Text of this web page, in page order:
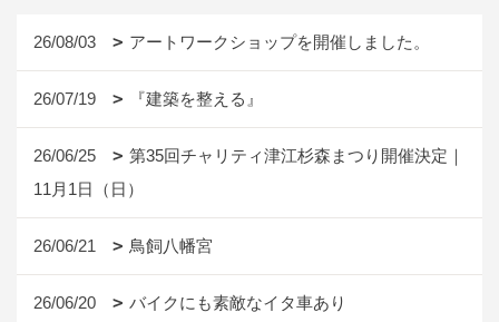
26/08/03 アートワークショップを開催しました。
26/07/19 『建築を整える』
26/06/25
第35回チャリティ津江杉森まつり開催決定｜
11月1日（日）
26/06/21 鳥飼八幡宮
26/06/20 バイクにも素敵なイタ車あり